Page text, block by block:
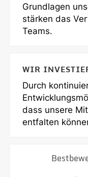
Grundlagen
stärken das
Teams.
WIR
Durch
dass unsere
entfalten